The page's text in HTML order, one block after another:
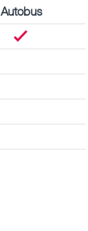
Autobus